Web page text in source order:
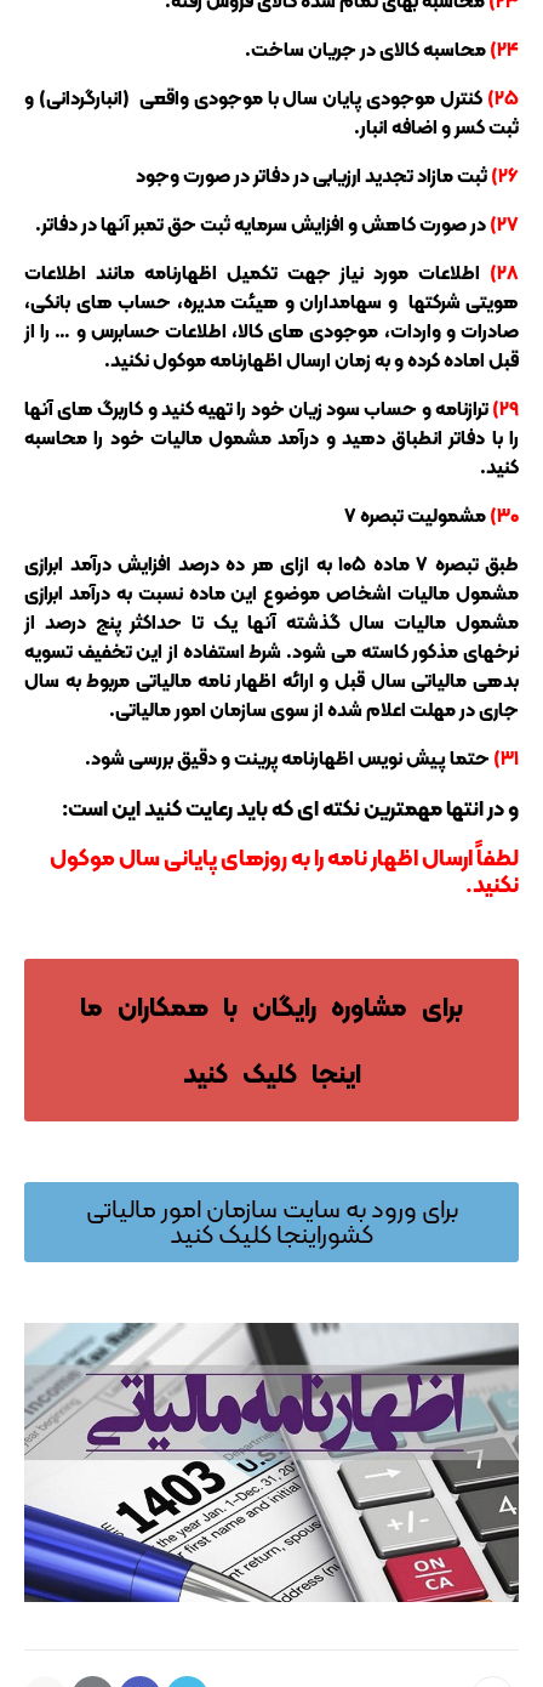
۲۴) محاسبه کالای در جریان ساخت.
۲۵) کنترل موجودی پایان سال با موجودی واقعی (انبارگردانی) و
ثبت کسر و اضافه انبار.
۲۶) ثبت مازاد تجدید ارزیابی در دفاتر در صورت وجود
۲۷) در صورت کاهش و افزایش سرمایه ثبت حق تمبر آنها در دفاتر.
۲۸) اطلاعات مورد نیاز جهت تکمیل اظهارنامه مانند اطلاعات
هویتی شرکتها و سهامداران و هیئت مدیره، حساب های بانکی،
صادرات و واردات، موجودی های کالا، اطلاعات حسابرس و … را از
قبل اماده کرده و به زمان ارسال اظهارنامه موکول نکنید.
۲۹) ترازنامه و حساب سود زیان خود را تهیه کنید و کاربرگ های آنها
را با دفاتر انطباق دهید و درآمد مشمول مالیات خود را محاسبه
کنید.
۳۰) مشمولیت تبصره ۷
طبق تبصره ۷ ماده ۱۰۵ به ازای هر ده درصد افزایش درآمد ابرازی
مشمول مالیات اشخاص موضوع این ماده نسبت به درآمد ابرازی
مشمول مالیات سال گذشته آنها یک تا حداکثر پنج درصد از
نرخهای مذکور کاسته می شود. شرط استفاده از این تخفیف تسویه
بدهی مالیاتی سال قبل و ارائه اظهار نامه مالیاتی مربوط به سال
جاری در مهلت اعلام شده از سوی سازمان امور مالیاتی.
۳۱) حتما پیش نویس اظهارنامه پرینت و دقیق بررسی شود.
و در انتها مهمترین نکته ای که باید رعایت کنید این است:
لطفاً ارسال اظهار نامه را به روزهای پایانی سال موکول
نکنید.
برای مشاوره رایگان با همکاران ما
اینجا کلیک کنید
برای ورود به سایت سازمان امور مالیاتی
کشوراینجا کلیک کنید